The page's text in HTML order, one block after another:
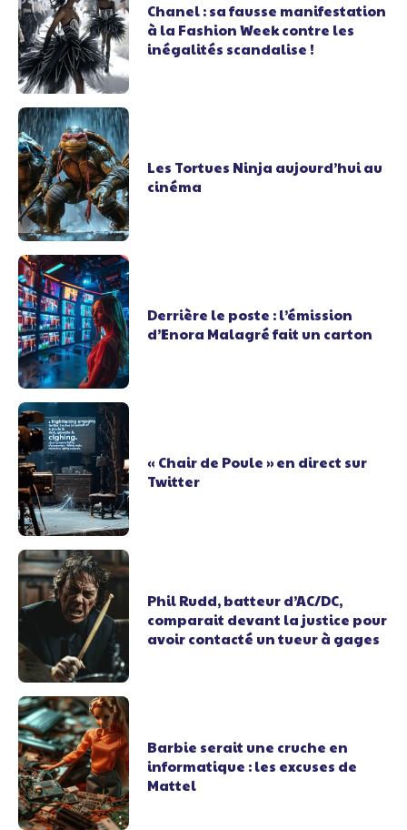
Chanel : sa fausse manifestation
à la Fashion Week contre les
inégalités scandalise !
Les Tortues Ninja aujourd’hui au
cinéma
Derrière le poste : l’émission
d’Enora Malagré fait un carton
« Chair de Poule » en direct sur
Twitter
Phil Rudd, batteur d’AC/DC,
comparait devant la justice pour
avoir contacté un tueur à gages
Barbie serait une cruche en
informatique : les excuses de
Mattel